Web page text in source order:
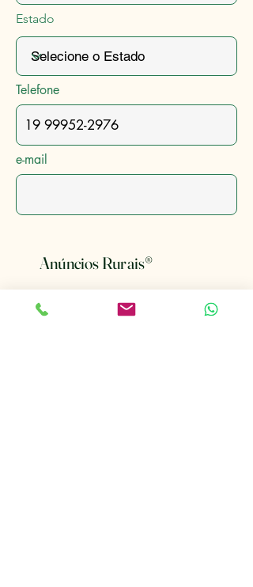
Estado
Telefone
e-mail
Anúncios Rurais®
Conectando o Mundo Rural